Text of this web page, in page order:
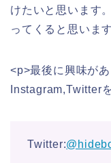
けたいと思います
ってくると思います
<p>最後に興味が
Instagram,Twitter
Twitter: